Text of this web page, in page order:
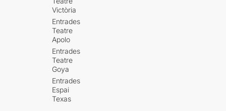
Victòria
Entrades
Teatre
Apolo
Entrades
Teatre
Goya
Entrades
Espai
Texas